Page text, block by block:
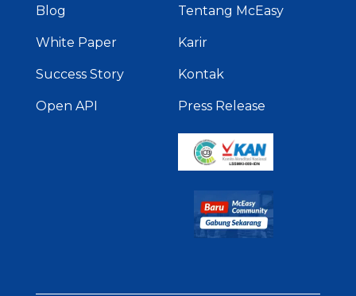
Blog
White Paper
Success Story
Open API
Tentang McEasy
Karir
Kontak
Press Release